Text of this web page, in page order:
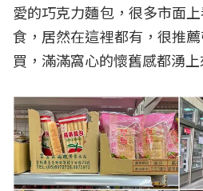
愛的巧克力麵包，很多市面
食，居然在這裡都有，很推
買，滿滿窩心的懷舊感都湧上